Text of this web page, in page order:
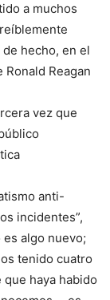
a muchos
hecho, en el
Reagan
vez que
anti-
incidentes”,
algo nuevo;
tenido cuatro
haya habido